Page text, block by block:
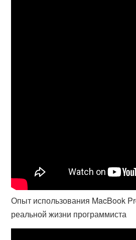
Опыт использования MacBook
реальной жизни программиста